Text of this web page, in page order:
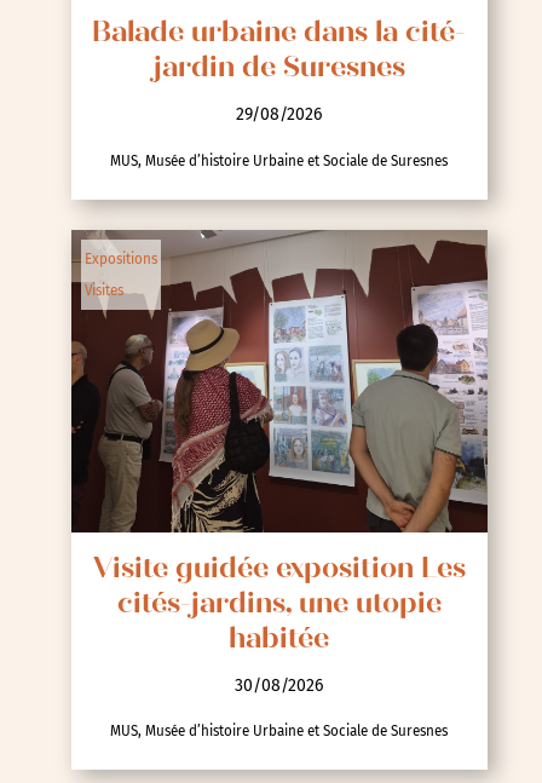
Balade urbaine dans la cité-
jardin de Suresnes
29/08/2026
MUS, Musée d’histoire Urbaine et Sociale de Suresnes
Expositions
Visites
Visite guidée exposition Les
cités-jardins, une utopie
habitée
30/08/2026
MUS, Musée d’histoire Urbaine et Sociale de Suresnes